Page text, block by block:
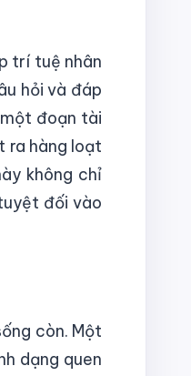
trí tuệ nhân
hỏi và đáp
đoạn tài
ra hàng loạt
không chỉ
đối vào
còn. Một
dạng quen